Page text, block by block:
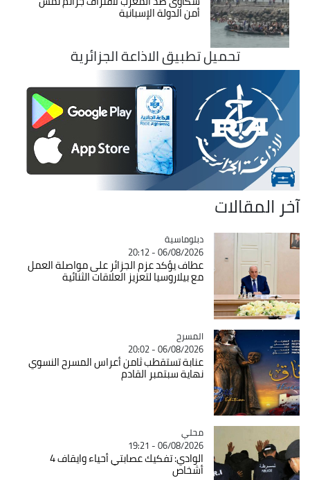
أمن الدولة الإسبانية
تحميل تطبيق الاذاعة الجزائرية
آخر المقالات
Catégorie
دبلوماسية
06/08/2026 - 20:12
عطاف يؤكد عزم الجزائر على مواصلة العمل
مع بيلاروسيا لتعزيز العلاقات الثنائية
Catégorie
المسرح
06/08/2026 - 20:02
عنابة تستقطب ثامن أعراس المسرح النسوي
نهاية سبتمبر القادم
Catégorie
محلي
06/08/2026 - 19:21
الوادي: تفكيك عصابتي أحياء وايقاف 4
أشخاص